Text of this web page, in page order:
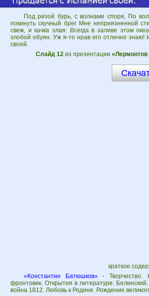
Под ризой бурь, с волнами споря, По
покинуть скучный брег Мне неприязненной
свеж, и качка злая: Всегда в заливе этом
злобой обуян. Уж я-то нрав его отлично
своей.
Слайд 12из презентации «Лермонтов
краткое
«Константин Батюшков»- Творчество.
фронтовик. Открытия в литературе.
война 1812. Любовь к Родине. Рождение